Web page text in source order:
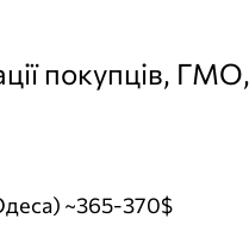
покупців, ГМО,
~365-370$